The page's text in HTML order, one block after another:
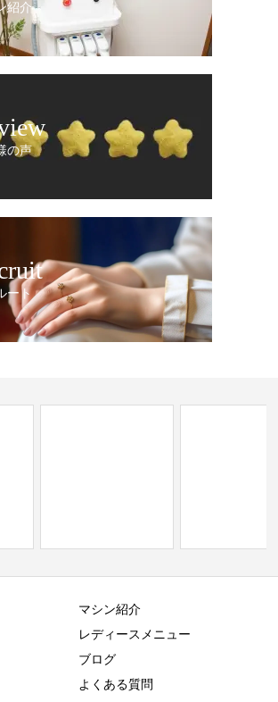
紹介
の声
ート
マシン紹介
レディースメニュー
ブログ
よくある質問